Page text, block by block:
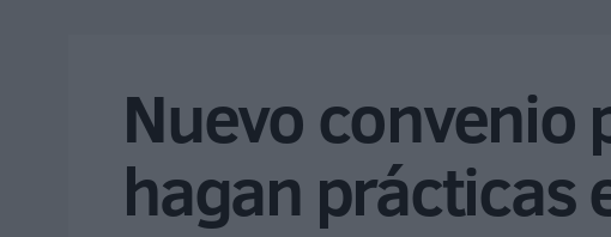
Nuevo convenio
hagan prácticas